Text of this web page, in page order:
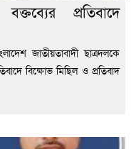
বক্তব্যের প্রতিবাদে
জাতীয়তাবাদী ছাত্রদলকে
বিক্ষোভ মিছিল ও প্রতিবাদ